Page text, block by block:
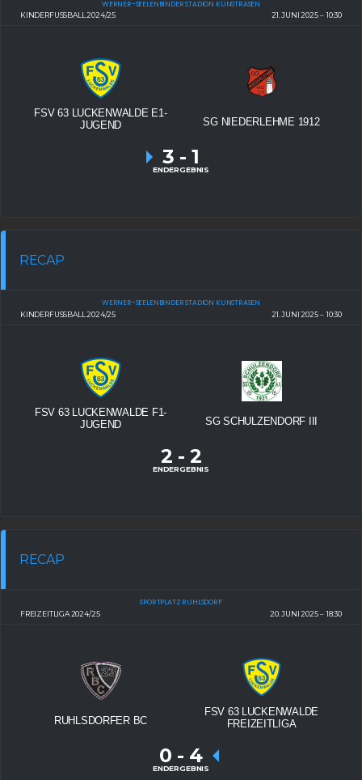
KINDERFUSSBALL 2024/25
WERNER-SEELENBINDER STADION KUNSTRASEN
21. JUNI 2025 10:30
FSV 63 LUCKENWALDE E1-
JUGEND
SG NIEDERLEHME 1912
3 - 1
ENDERGEBNIS
RECAP
KINDERFUSSBALL 2024/25
WERNER-SEELENBINDER STADION KUNSTRASEN
21. JUNI 2025 10:30
FSV 63 LUCKENWALDE F1-
JUGEND
SG SCHULZENDORF III
2 - 2
ENDERGEBNIS
RECAP
FREIZEITLIGA 2024/25
SPORTPLATZ RUHLSDORF
20. JUNI 2025 18:30
RUHLSDORFER BC
FSV 63 LUCKENWALDE
FREIZEITLIGA
0 - 4
ENDERGEBNIS